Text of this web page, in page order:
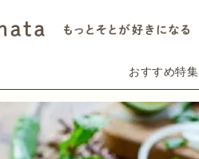
おすすめ特集